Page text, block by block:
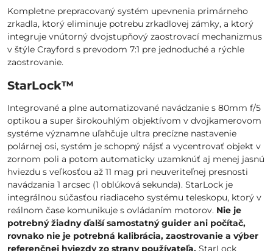
Kompletne prepracovaný systém upevnenia primárneho
zrkadla, ktorý eliminuje potrebu zrkadlovej zámky, a ktorý
integruje vnútorný dvojstupňový zaostrovací mechanizmus
v štýle Crayford s prevodom 7:1 pre jednoduché a rýchle
zaostrovanie.
StarLock™
Integrované a plne automatizované navádzanie s 80mm f/5
optikou a super širokouhlým objektívom v dvojkamerovom
systéme významne uľahčuje ultra precízne nastavenie
polárnej osi, systém je schopný nájsť a vycentrovať objekt v
zornom poli a potom automaticky uzamknúť aj menej jasnú
hviezdu s veľkosťou až 11 mag pri neuveriteľnej presnosti
navádzania 1 arcsec (1 oblúková sekunda). StarLock je
integrálnou súčasťou riadiaceho systému teleskopu, ktorý v
reálnom čase komunikuje s ovládaním motorov. Nie je
potrebný žiadny ďalší samostatný guider ani počítač,
rovnako nie je potrebná kalibrácia, zaostrovanie a výber
referenčnej hviezdy zo strany používateľa. StarLock